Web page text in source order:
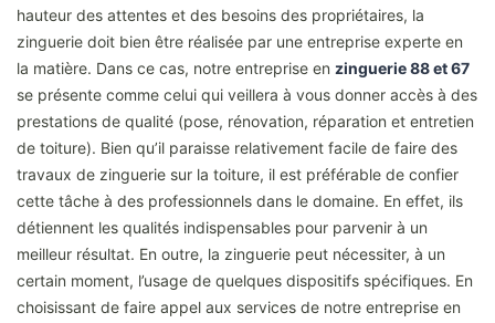
hauteur des attentes et des besoins des propriétaires, la
zinguerie doit bien être réalisée par une entreprise experte en
la matière. Dans ce cas, notre entreprise en zinguerie 88 et 67
se présente comme celui qui veillera à vous donner accès à des
prestations de qualité (pose, rénovation, réparation et entretien
de toiture). Bien qu’il paraisse relativement facile de faire des
travaux de zinguerie sur la toiture, il est préférable de confier
cette tâche à des professionnels dans le domaine. En effet, ils
détiennent les qualités indispensables pour parvenir à un
meilleur résultat. En outre, la zinguerie peut nécessiter, à un
certain moment, l’usage de quelques dispositifs spécifiques. En
choisissant de faire appel aux services de notre entreprise en